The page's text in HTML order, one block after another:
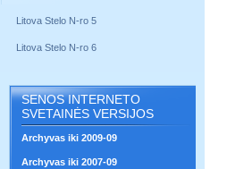
Litova Stelo N-ro 5
Litova Stelo N-ro 6
SENOS INTERNETO
SVETAINĖS VERSIJOS
Archyvas iki 2009-09
Archyvas iki 2007-09